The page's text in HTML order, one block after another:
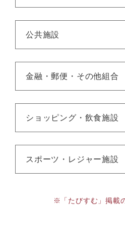
公共施設
金融・郵便・その他組合
ショッピング・飲食施設
スポーツ・レジャー施設
※「たびすむ」掲載